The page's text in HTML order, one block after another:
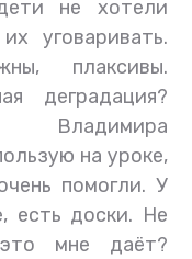
не хотели
уговаривать.
плаксивы.
деградация?
Владимира
на уроке,
помогли. У
есть доски. Не
мне даёт?